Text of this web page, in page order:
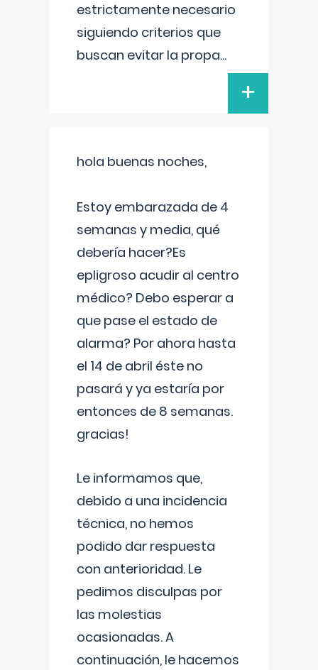
estrictamente necesario
siguiendo criterios que
buscan evitar la propa...
+
hola buenas noches,
Estoy embarazada de 4
semanas y media, qué
debería hacer?Es
epligroso acudir al centro
médico? Debo esperar a
que pase el estado de
alarma? Por ahora hasta
el 14 de abril éste no
pasará y ya estaría por
entonces de 8 semanas.
gracias!
Le informamos que,
debido a una incidencia
técnica, no hemos
podido dar respuesta
con anterioridad. Le
pedimos disculpas por
las molestias
ocasionadas. A
continuación, le hacemos